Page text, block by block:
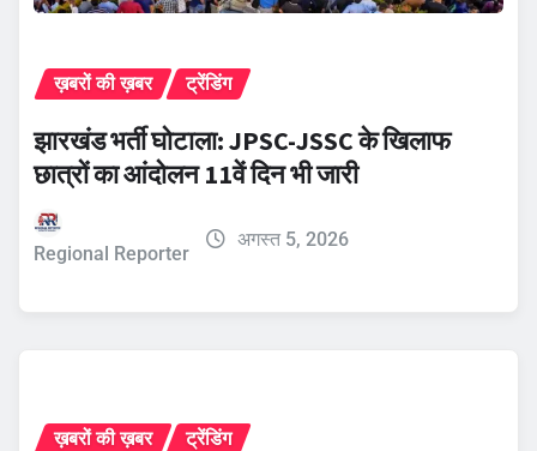
ख़बरों की ख़बर ट्रेंडिंग
झारखंड भर्ती घोटाला: JPSC-JSSC के खिलाफ
छात्रों का आंदोलन 11वें दिन भी जारी
Regional Reporter
अगस्त 5, 2026
ख़बरों की ख़बर ट्रेंडिंग